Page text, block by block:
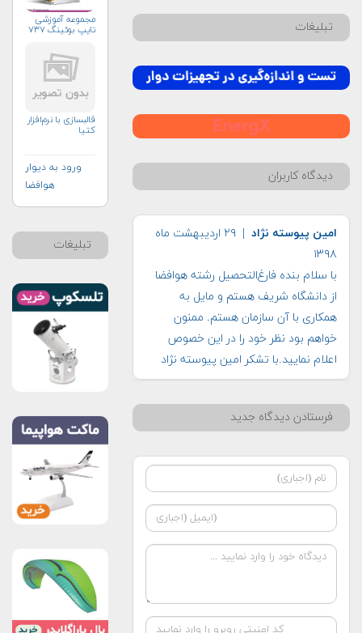
تبلیغات
دیدگاه کاربران
امین پیوسته نژاد
| ۲۹ اردیبهشت ماه
۱۳۹۸
با سلام بنده فارغ‌التحصیل رشته هوافضا
از دانشگاه شریف هستم و مایل به
همکاری با آن سازمان هستم. ممنون
خواهم بود نظر خود را در این خصوص
اعلام نمایید.با تشکر امین پیوسته نژاد
فرستادن دیدگاه جدید
مجموعه آموزشی
تایپ بوئینگ ۷۳۷
قالبسازی با نرم‌افزار
کتیا
ورود به دیوار
هوافضا
تبلیغات